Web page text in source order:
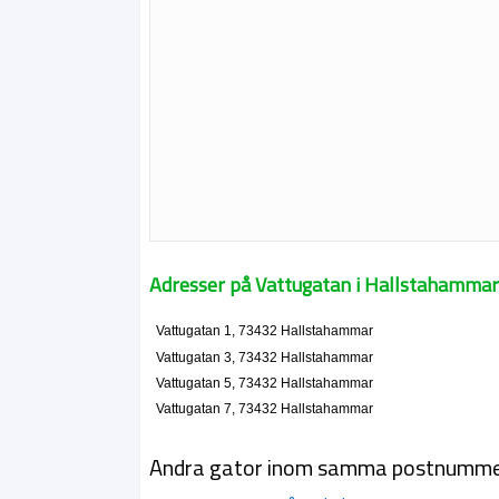
Adresser på Vattugatan i Hallstahammar
Vattugatan 1, 73432 Hallstahammar
Vattugatan 3, 73432 Hallstahammar
Vattugatan 5, 73432 Hallstahammar
Vattugatan 7, 73432 Hallstahammar
Andra gator inom samma